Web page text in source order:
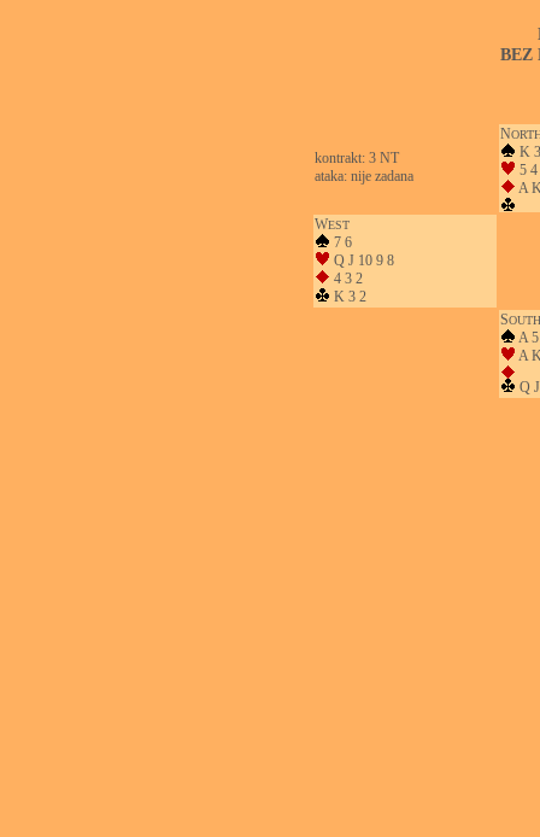
BEZ
kontrakt: 3 NT
ataka: nije zadana
N
K
5
A
WEST
7 6
Q J 10 9 8
4 3 2
K 3 2
SOUTH
A
A
Q